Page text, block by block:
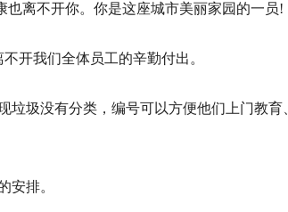
离不开你。你是这座城市美丽家园的一员!
开我们全体员工的辛勤付出。
垃圾没有分类，编号可以方便他们上门教育
安排。